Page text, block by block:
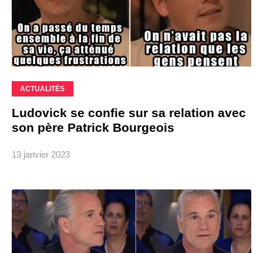
ACTUALITÉS
Ludovick se confie sur sa relation avec
son père Patrick Bourgeois
13 janvier 2023